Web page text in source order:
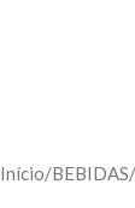
Início BEBIDAS